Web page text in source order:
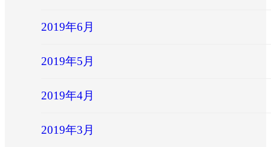
2019年6月
2019年5月
2019年4月
2019年3月